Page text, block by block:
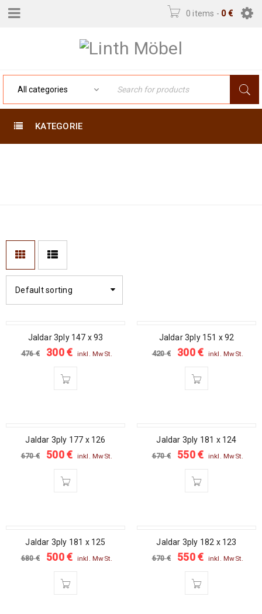
0 items - 0€
KATEGORIE
Default sorting
Jaldar 3ply 147 x 93
476€ 300€ inkl. MwSt.
Jaldar 3ply 151 x 92
420€ 300€ inkl. MwSt.
SALEJaldar 3ply 177 x 126
670€ 500€ inkl. MwSt.
SALEJaldar 3ply 181 x 124
670€ 550€ inkl. MwSt.
SALEJaldar 3ply 181 x 125
680€ 500€ inkl. MwSt.
SALEJaldar 3ply 182 x 123
670€ 550€ inkl. MwSt.